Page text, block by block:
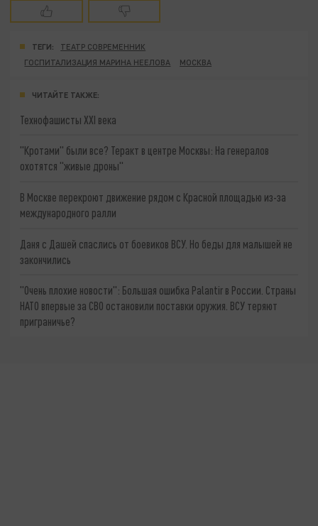
ТЕГИ:
ТЕАТР СОВРЕМЕННИК
ГОСПИТАЛИЗАЦИЯ МАРИНА НЕЕЛОВА
МОСКВА
ЧИТАЙТЕ ТАКЖЕ:
Технофашисты XXI века
"Кротами" были все? Теракт в центре Москвы: На генералов
охотятся "живые дроны"
В Москве перекроют движение рядом с Красной площадью из-за
международного ралли
Даня с Дашей спаслись от боевиков ВСУ. Но беды для малышей не
закончились
"Очень плохие новости": Большая ошибка Palantir в России. Страны
НАТО впервые за СВО остановили поставки оружия. ВСУ теряют
приграничье?